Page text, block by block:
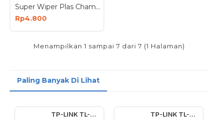
Super Wiper Plas Chamois Refill Kanebo Serbaguna Uk 32x21x0.2 cm
Rp4.800
Menampilkan 1 sampai 7 dari 7 (1 Halaman)
Paling Banyak Di Lihat
TP-LINK TL-WN722N Wireless USB Adapter 150 Mbps High Gain 4dBi TP-LINK TL-WN727N 150Mbps Wireless USB Adapter 150 Mbps